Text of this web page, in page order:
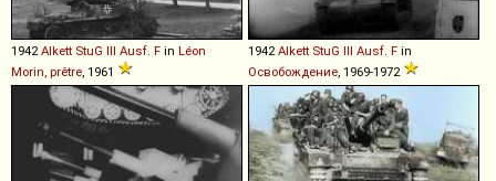
1942 Alkett StuG III Ausf F in Léon
Morin, prêtre , 1961
1942 Alkett StuG III Ausf F in
Освобождение , 1969-1972